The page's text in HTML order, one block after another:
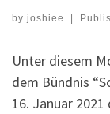
by joshiee |
Unter diesem
dem Bündnis
16. Januar